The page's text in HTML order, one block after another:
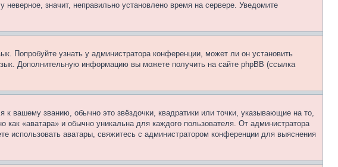
значит, неправильно установлено время на сервере. Уведомите
Попробуйте узнать у администратора конференции, может ли он установить
Дополнительную информацию вы можете получить на сайте phpBB (ссылка
вашему званию, обычно это звёздочки, квадратики или точки, указывающие на то,
«аватара» и обычно уникальна для каждого пользователя. От администратора
использовать аватары, свяжитесь с администратором конференции для выяснения